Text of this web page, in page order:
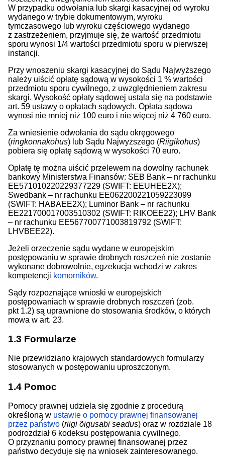
W przypadku odwołania lub skargi kasacyjnej od wyroku
wydanego w trybie dokumentowym, wyroku
tymczasowego lub wyroku częściowego wydanego
z zastrzeżeniem, przyjmuje się, że wartość przedmiotu
sporu wynosi 1/4 wartości przedmiotu sporu w pierwszej
instancji.
Przy wnoszeniu skargi kasacyjnej do Sądu Najwyższego
należy uiścić opłatę sądową w wysokości 1 % wartości
przedmiotu sporu cywilnego, z uwzględnieniem zakresu
skargi. Wysokość opłaty sądowej ustala się na podstawie
art. 59 ustawy o opłatach sądowych. Opłata sądowa
wynosi nie mniej niż 100 euro i nie więcej niż 4 760 euro.
Za wniesienie odwołania do sądu okręgowego
(ringkonnakohus) lub Sądu Najwyższego (Riigikohus)
pobiera się opłatę sądową w wysokości 70 euro.
Opłatę tę można uiścić przelewem na dowolny rachunek
bankowy Ministerstwa Finansów: SEB Bank – nr rachunku
EE571010220229377229 (SWIFT: EEUHEE2X);
Swedbank – nr rachunku EE062200221059223099
(SWIFT: HABAEE2X); Luminor Bank – nr rachunku
EE221700017003510302 (SWIFT: RIKOEE22); LHV Bank
– nr rachunku EE567700771003819792 (SWIFT:
LHVBEE22).
Jeżeli orzeczenie sądu wydane w europejskim
postępowaniu w sprawie drobnych roszczeń nie zostanie
wykonane dobrowolnie, egzekucja wchodzi w zakres
kompetencji komorników.
Sądy rozpoznające wnioski w europejskich
postępowaniach w sprawie drobnych roszczeń (zob.
pkt 1.2) są uprawnione do stosowania środków, o których
mowa w art. 23.
1.3 Formularze
Nie przewidziano krajowych standardowych formularzy
stosowanych w postępowaniu uproszczonym.
1.4 Pomoc
Pomocy prawnej udziela się zgodnie z procedurą
określoną w ustawie o pomocy prawnej finansowanej
przez państwo (riigi õigusabi seadus) oraz w rozdziale 18
podrozdział 6 kodeksu postępowania cywilnego.
O przyznaniu pomocy prawnej finansowanej przez
państwo decyduje się na wniosek zainteresowanego.